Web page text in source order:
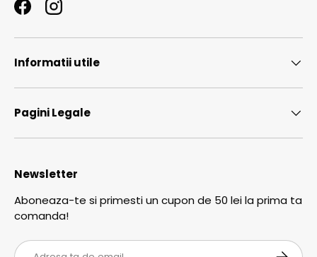
FacebookInstagram
Informatii utile
Pagini Legale
Newsletter
Aboneaza-te si primesti un cupon de 50 lei la prima ta
comanda!
Email